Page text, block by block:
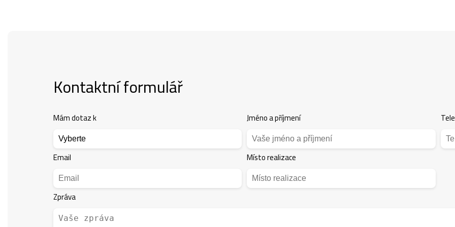
Kontaktní formulář
Mám dotaz k Jméno a příjmení
Email Místo realizace
Zpráva